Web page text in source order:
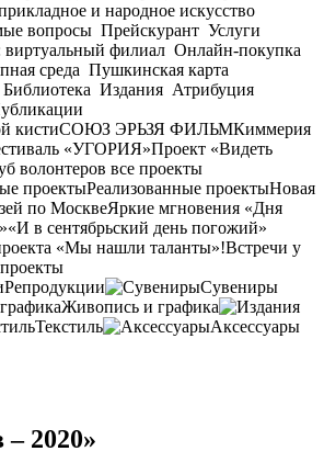
и народное искусство
вопросы Прейскурант Услуги
виртуальный филиал Онлайн-покупка
среда Пушкинская карта
Библиотека Издания Атрибуция
кистиСОЮЗ ЭРЬЗЯ ФИЛЬМКиммерия
«УГОРИЯ»Проект «Видеть
волонтеров все проекты
Реализованные проектыНовая
по МосквеЯркие мгновения «Дня
«И в сентябрьский день погожий»
«Мы нашли таланты»!Встречи у
Репродукции
Сувениры
Живопись и графика
Текстиль Аксессуары
2020»